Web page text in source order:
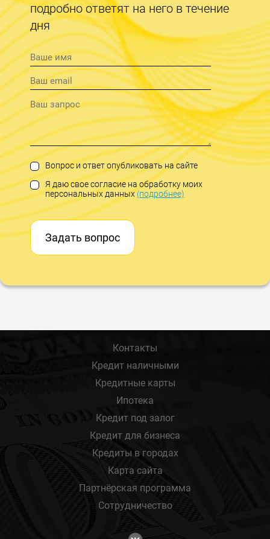
подробно ответят на него в течение
дня
Вопрос и ответ опубликовать на сайте
Я даю свое согласие на обработку моих
персональных данных(подробнее)
Задать вопрос
Контакты
Кредит наличными
Кредитные карты
Ипотека
Кредит под залог
Кредит для бизнеса
Кредиты в городах
Карта сайта
Партнёрская программа
Сотрудничество